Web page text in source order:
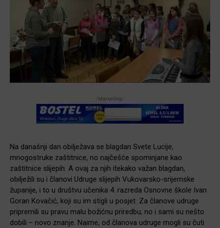
-Marketing-
Na današnji dan obilježava se blagdan Svete Lucije,
mnogostruke zaštitnice, no najčešće spominjane kao
zaštitnice slijepih. A ovaj za njih itekako važan blagdan,
obilježili su i članovi Udruge slijepih Vukovarsko-srijemske
županije, i to u društvu učenika 4. razreda Osnovne škole Ivan
Goran Kovačić, koji su im stigli u posjet. Za članove udruge
pripremili su pravu malu božićnu priredbu, no i sami su nešto
dobili – novo znanje. Naime, od članova udruge mogli su čuti